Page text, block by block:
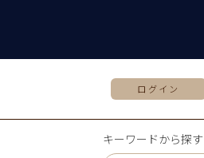
ログイン
キーワードから探す